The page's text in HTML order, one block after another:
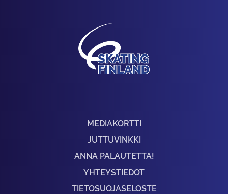
MEDIAKORTTI
JUTTUVINKKI
ANNA PALAUTETTA!
YHTEYSTIEDOT
TIETOSUOJASELOSTE